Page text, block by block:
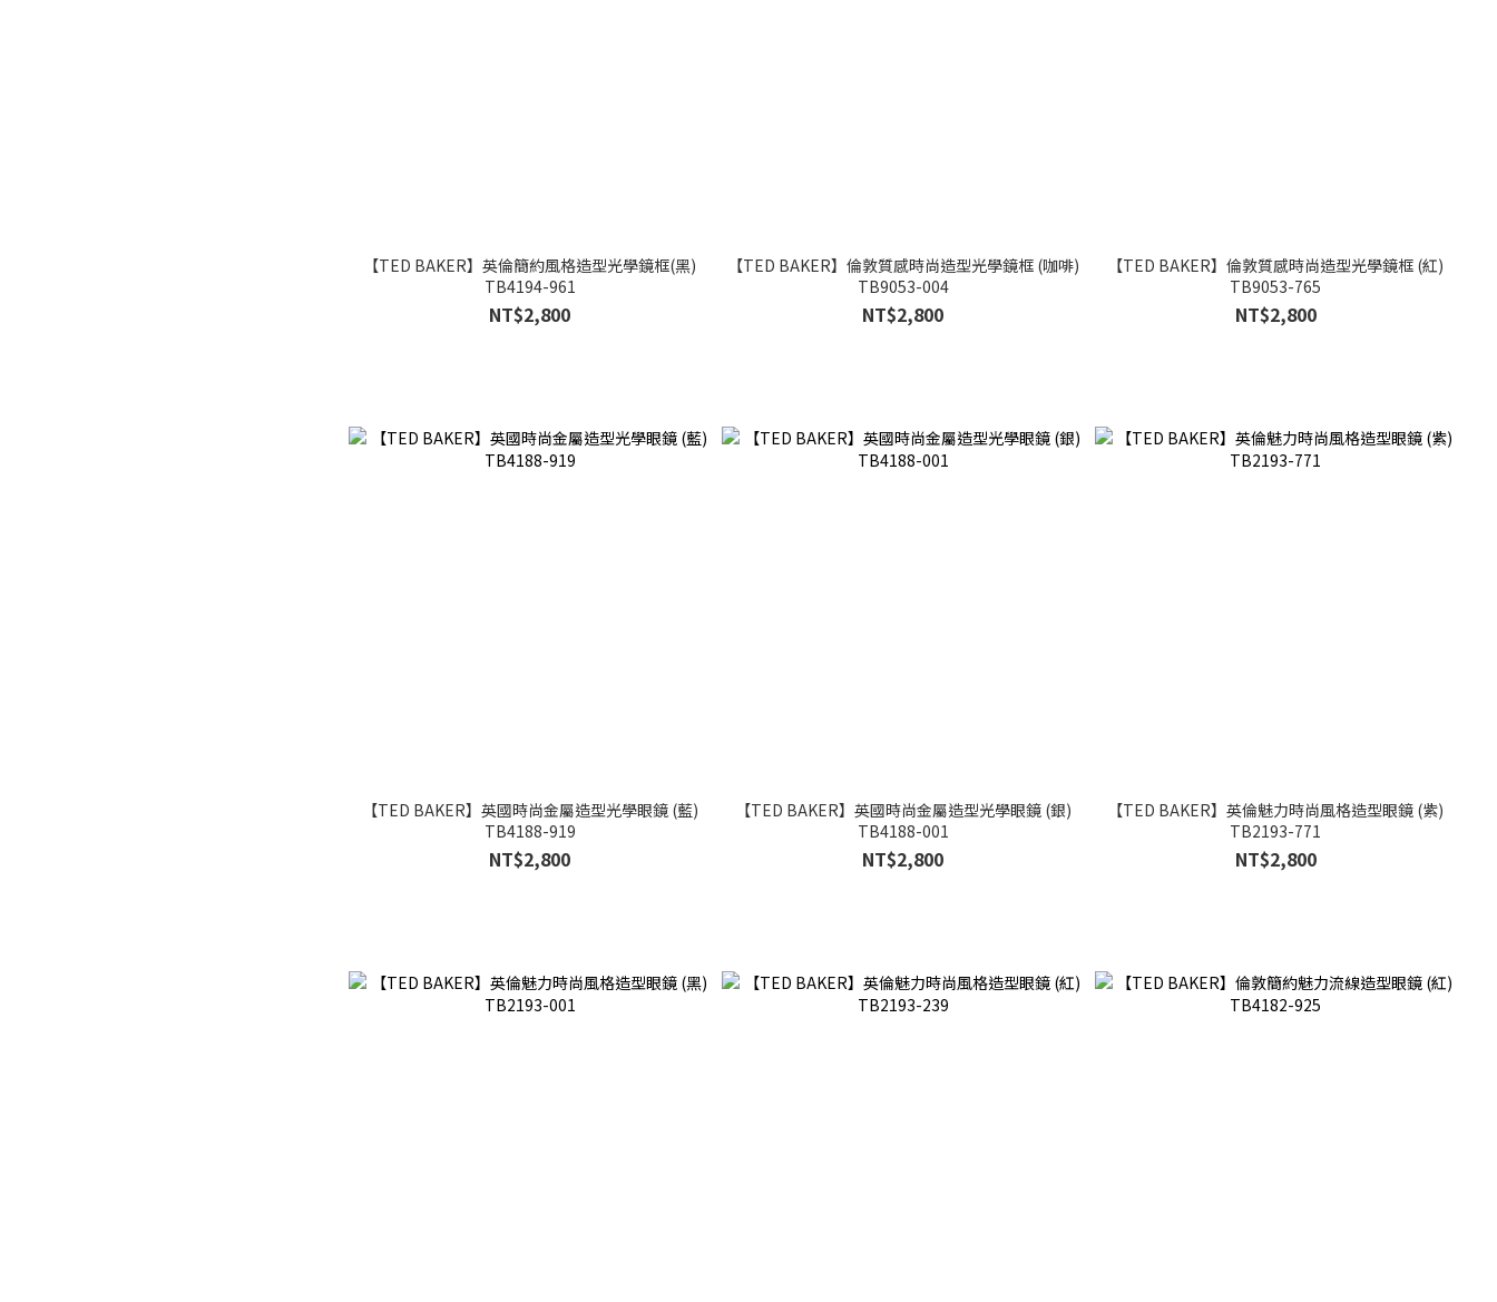
【TED BAKER】英倫簡約風格造型光學鏡框(黑)
TB4194-961
NT$2,800
【TED BAKER】倫敦質感時尚造型光學鏡框 (咖啡)
TB9053-004
NT$2,800
【TED BAKER】倫敦質感時尚造型光學鏡框 (紅)
TB9053-765
NT$2,800
【TED BAKER】英國時尚金屬造型光學眼鏡 (藍)
TB4188-919
NT$2,800
【TED BAKER】英國時尚金屬造型光學眼鏡 (銀)
TB4188-001
NT$2,800
【TED BAKER】英倫魅力時尚風格造型眼鏡 (紫)
TB2193-771
NT$2,800